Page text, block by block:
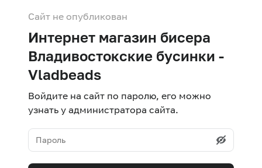
Сайт не опубликован
Интернет магазин бисера
Владивостокские бусинки -
Vladbeads
Войдите на сайт по паролю, его можно
узнать у администратора сайта.